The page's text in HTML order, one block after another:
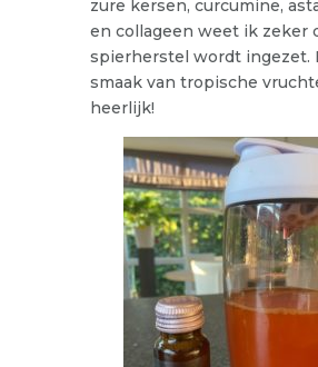
zure kersen, curcumine,
en collageen weet ik zeker
spierherstel wordt ingezet.
smaak van tropische
heerlijk!